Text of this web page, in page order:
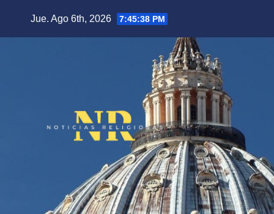
Jue. Ago 6th, 2026 7:45:39 PM